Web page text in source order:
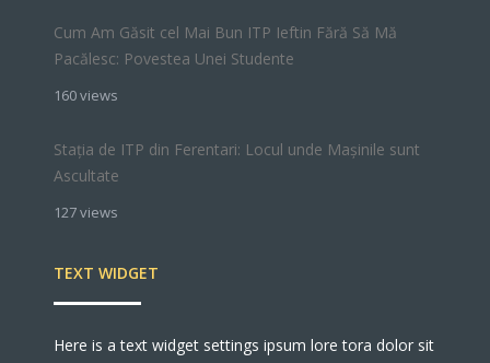
Cum Am Găsit cel Mai Bun ITP Ieftin Fără Să Mă
Pacălesc: Povestea Unei Studente
160 views
Stația de ITP din Ferentari: Locul unde Mașinile sunt
Ascultate
127 views
TEXT WIDGET
Here is a text widget settings ipsum lore tora dolor sit